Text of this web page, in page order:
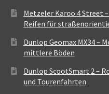
Metzeler Karoo 4 Street
Reifen für
Dunlop Geomax MX34 –
mittlere Böden
Dunlop ScootSmart 2 –
und Tourenfahrten